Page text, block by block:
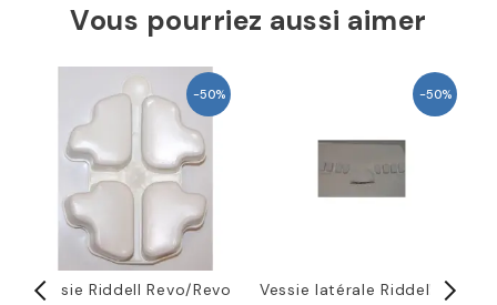
Vous pourriez aussi aimer
-50%
Vessie Riddell Revo/Revo
-50%
Vessie latérale Riddell